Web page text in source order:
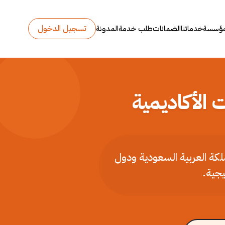
خدماتناالضماناتطلب خدمةالمدونة تسجيل الدخول
العربية السعودية ودول